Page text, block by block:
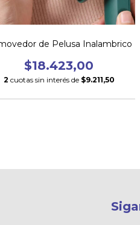
de Pelusa Inalambrico
$18.423,00
2 cuotas sin interés de $9.211,50